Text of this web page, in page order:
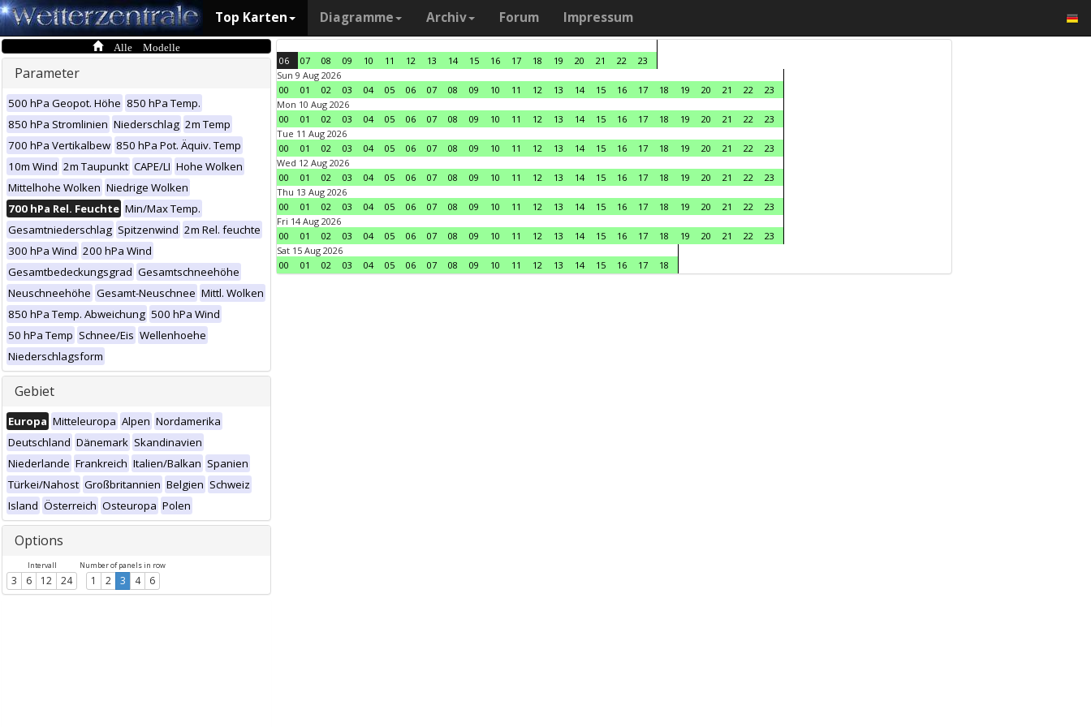
Top Karten Diagramme Archiv Forum Impressum
Alle Modelle
Parameter
500 hPa Geopot. Höhe 850 hPa Temp.
850 hPa Stromlinien Niederschlag 2m Temp
700 hPa Vertikalbew 850 hPa Pot. Äquiv. Temp
10m Wind 2m Taupunkt CAPE/LI Hohe Wolken
Mittelhohe Wolken Niedrige Wolken
700 hPa Rel. Feuchte Min/Max Temp.
Gesamtniederschlag Spitzenwind 2m Rel. feuchte
300 hPa Wind 200 hPa Wind
Gesamtbedeckungsgrad Gesamtschneehöhe
Neuschneehöhe Gesamt-Neuschnee Mittl. Wolken
850 hPa Temp. Abweichung 500 hPa Wind
50 hPa Temp Schnee/Eis Wellenhoehe
Niederschlagsform
Gebiet
Europa Mitteleuropa Alpen Nordamerika
Deutschland Dänemark Skandinavien
Niederlande Frankreich Italien/Balkan Spanien
Türkei/Nahost Großbritannien Belgien Schweiz
Island Österreich Osteuropa Polen
Options
Intervall
3 6 12 24
Number of panels in row
1 2 3 4 6
06 07 08 09 10 11 12 13 14 15 16 17 18 19 20 21 22
23
Sun 9 Aug 2026
00
01 02 03 04 05 06 07 08 09 10 11 12 13 14 15 16 17 18 19 20 21 22
23
Mon 10 Aug 2026
00
01 02 03 04 05 06 07 08 09 10 11 12 13 14 15 16 17 18 19 20 21 22
23
Tue 11 Aug 2026
00
01 02 03 04 05 06 07 08 09 10 11 12 13 14 15 16 17 18 19 20 21 22
23
Wed 12 Aug 2026
00
01 02 03 04 05 06 07 08 09 10 11 12 13 14 15 16 17 18 19 20 21 22
23
Thu 13 Aug 2026
00
01 02 03 04 05 06 07 08 09 10 11 12 13 14 15 16 17 18 19 20 21 22
23
Fri 14 Aug 2026
00
01 02 03 04 05 06 07 08 09 10 11 12 13 14 15 16 17 18 19 20 21 22
23
Sat 15 Aug 2026
00
01 02 03 04 05 06 07 08 09 10 11 12 13 14 15 16 17 18